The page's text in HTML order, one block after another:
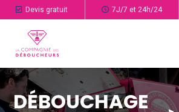
Devis gratuit 7J/7 et 24h/24
DÉBOUCHAGE